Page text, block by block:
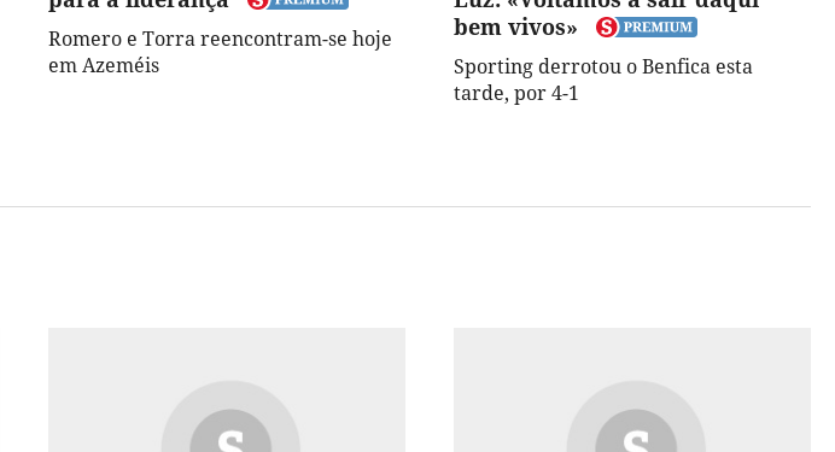
Romero e Torra reencontram-se hoje
em Azeméis
bem vivos»
Sporting derrotou o Benfica esta
tarde, por 4-1